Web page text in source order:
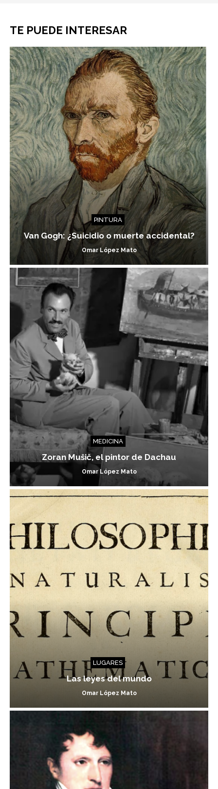
TE PUEDE INTERESAR
PINTURA
Van Gogh: ¿Suicidio o muerte accidental?
Omar López Mato
MEDICINA
Zoran Mušič, el pintor de Dachau
Omar López Mato
LUGARES
Las leyes del mundo
Omar López Mato